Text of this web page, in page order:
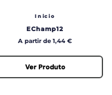
Inicio
EChamp12
Preço
A partir de 1,44 €
Ver Produto